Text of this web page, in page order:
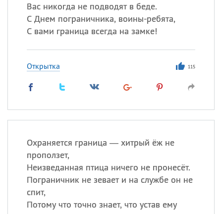
Вас никогда не подводят в беде.
С Днем пограничника, воины-ребята,
С вами граница всегда на замке!
Открытка 115
Охраняется граница — хитрый ёж не
проползет,
Неизведанная птица ничего не пронесёт.
Пограничник не зевает и на службе он не
спит,
Потому что точно знает, что устав ему